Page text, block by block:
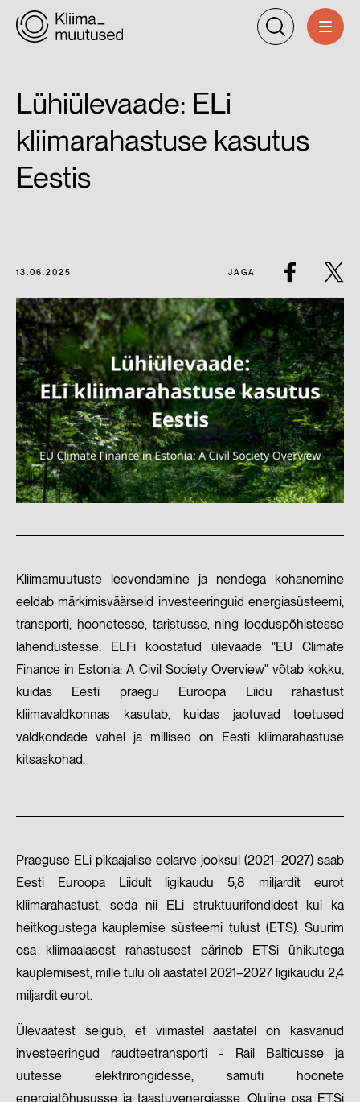
Lühiülevaade: ELi
kliimarahastuse kasutus
Eestis
13.06.2025 JAGA
Kliimamuutuste leevendamine ja nendega kohanemine
eeldab märkimisväärseid investeeringuid energiasüsteemi,
transporti, hoonetesse, taristusse, ning looduspõhistesse
lahendustesse. ELFi koostatud ülevaade "EU Climate
Finance in Estonia: A Civil Society Overview" võtab kokku,
kuidas Eesti praegu Euroopa Liidu rahastust
kliimavaldkonnas kasutab, kuidas jaotuvad toetused
valdkondade vahel ja millised on Eesti kliimarahastuse
kitsaskohad.
Praeguse ELi pikaajalise eelarve jooksul (2021–2027) saab
Eesti Euroopa Liidult ligikaudu 5,8 miljardit eurot
kliimarahastust, seda nii ELi struktuurifondidest kui ka
heitkogustega kauplemise süsteemi tulust (ETS). Suurim
osa kliimaalasest rahastusest pärineb ETSi ühikutega
kauplemisest, mille tulu oli aastatel 2021–2027 ligikaudu 2,4
miljardit eurot.
Ülevaatest selgub, et viimastel aastatel on kasvanud
investeeringud raudteetransporti - Rail Balticusse ja
uutesse elektrirongidesse, samuti hoonete
energiatõhususse ja taastuvenergiasse. Oluline osa ETSi